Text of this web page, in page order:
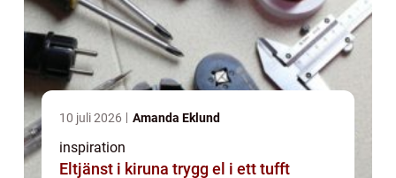
10 juli 2026 Amanda Eklund
inspiration
Eltjänst i kiruna trygg el i ett tufft